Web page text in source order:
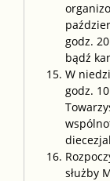
godz.
bądź
W
godz.
służby